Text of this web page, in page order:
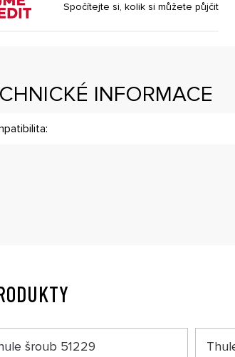
Spočítejte si, kolik si můžete půjčit
INFORMACE
šroub 51229